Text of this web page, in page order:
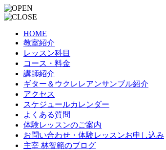
HOME
教室紹介
レッスン科目
コース・料金
講師紹介
ギター＆ウクレレアンサンブル紹介
アクセス
スケジュールカレンダー
よくある質問
体験レッスンのご案内
お問い合わせ・体験レッスンお申し込み
主宰 林智範のブログ